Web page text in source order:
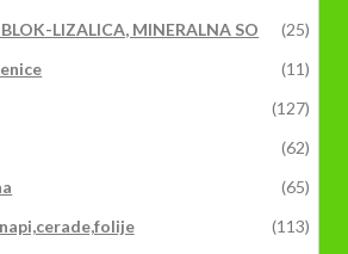
LIZALICA, MINERALNA SO
(25)
(11)
(127)
(62)
(65)
(113)